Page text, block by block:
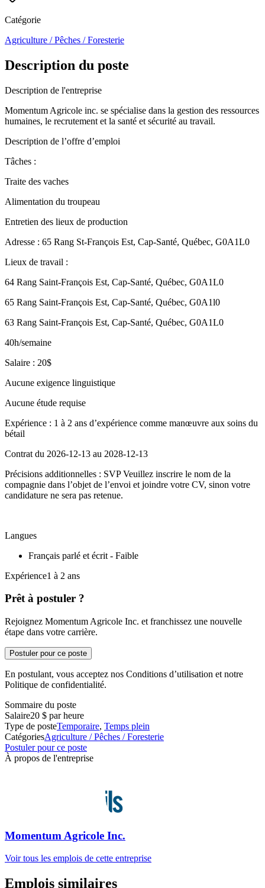
Catégorie
Agriculture / Pêches / Foresterie
Description du poste
Description de l'entreprise
Momentum Agricole inc. se spécialise dans la gestion des ressources
humaines, le recrutement et la santé et sécurité au travail.
Description de l’offre d’emploi
Tâches :
Traite des vaches
Alimentation du troupeau
Entretien des lieux de production
Adresse : 65 Rang St-François Est, Cap-Santé, Québec, G0A1L0
Lieux de travail :
64 Rang Saint-François Est, Cap-Santé, Québec, G0A1L0
65 Rang Saint-François Est, Cap-Santé, Québec, G0A1l0
63 Rang Saint-François Est, Cap-Santé, Québec, G0A1L0
40h/semaine
Salaire : 20$
Aucune exigence linguistique
Aucune étude requise
Expérience : 1 à 2 ans d’expérience comme manœuvre aux soins du
bétail
Contrat du 2026-12-13 au 2028-12-13
Précisions additionnelles : SVP Veuillez inscrire le nom de la
compagnie dans l’objet de l’envoi et joindre votre CV, sinon votre
candidature ne sera pas retenue.
Langues
Français parlé et écrit - Faible
Expérience1 à 2 ans
Prêt à postuler ?
Rejoignez Momentum Agricole Inc. et franchissez une nouvelle
étape dans votre carrière.
Postuler pour ce poste
En postulant, vous acceptez nos Conditions d’utilisation et notre
Politique de confidentialité.
Sommaire du poste
Salaire20 $ par heure
Type de posteTemporaire, Temps plein
CatégoriesAgriculture / Pêches / Foresterie
Postuler pour ce poste
À propos de l'entreprise
Momentum Agricole Inc.
Voir tous les emplois de cette entreprise
Emplois similaires